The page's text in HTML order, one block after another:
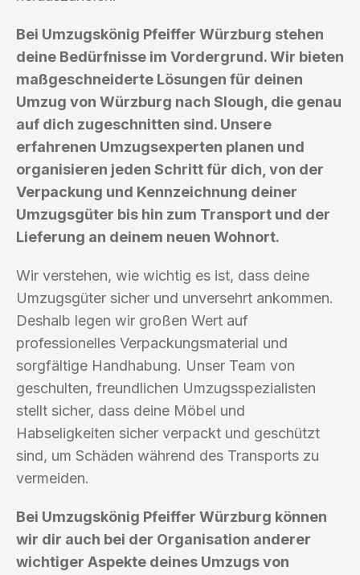
Bei Umzugskönig Pfeiffer Würzburg stehen
deine Bedürfnisse im Vordergrund. Wir bieten
maßgeschneiderte Lösungen für deinen
Umzug von Würzburg nach Slough, die genau
auf dich zugeschnitten sind. Unsere
erfahrenen Umzugsexperten planen und
organisieren jeden Schritt für dich, von der
Verpackung und Kennzeichnung deiner
Umzugsgüter bis hin zum Transport und der
Lieferung an deinem neuen Wohnort.
Wir verstehen, wie wichtig es ist, dass deine
Umzugsgüter sicher und unversehrt ankommen.
Deshalb legen wir großen Wert auf
professionelles Verpackungsmaterial und
sorgfältige Handhabung. Unser Team von
geschulten, freundlichen Umzugsspezialisten
stellt sicher, dass deine Möbel und
Habseligkeiten sicher verpackt und geschützt
sind, um Schäden während des Transports zu
vermeiden.
Bei Umzugskönig Pfeiffer Würzburg können
wir dir auch bei der Organisation anderer
wichtiger Aspekte deines Umzugs von